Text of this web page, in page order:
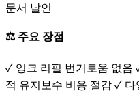
문서 날인
⚖️ 주요 장점
✓ 잉크 리필 번거로움 없음
적 유지보수 비용 절감 ✓